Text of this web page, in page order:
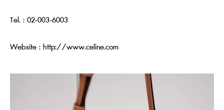
Tel. : 02-003-6003
Website : http://www.celine.com